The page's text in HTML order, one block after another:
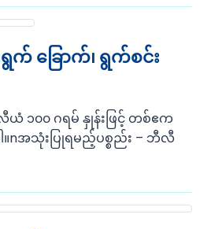
ခြောက်၊ ရွက်စင်း
၁၀၀ ဂရမ် နှုန်းဖြင့် တစ်ဧက
။nအသုံးပြုရမည့်ပစ္စည်း – ဘီလီ